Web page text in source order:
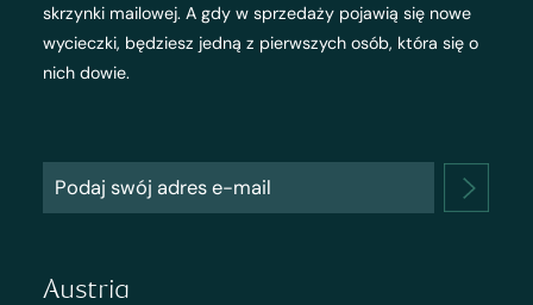
skrzynki mailowej. A gdy w sprzedaży pojawią się nowe
wycieczki, będziesz jedną z pierwszych osób, która się o
nich dowie.
Austria